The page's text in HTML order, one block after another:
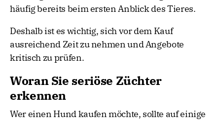
häufig bereits beim ersten Anblick des Tieres.
Deshalb ist es wichtig, sich vor dem Kauf
ausreichend Zeit zu nehmen und Angebote
kritisch zu prüfen.
Woran Sie seriöse Züchter
erkennen
Wer einen Hund kaufen möchte, sollte auf einige